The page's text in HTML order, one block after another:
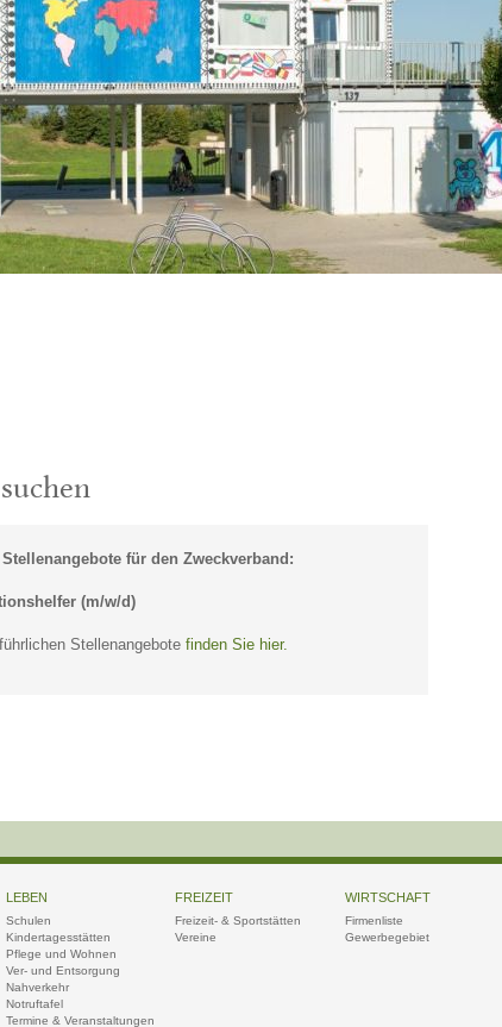
Stellenangebote für den Zweckverband:
(m/w/d)
Stellenangebote finden Sie hier.
LEBEN
Schulen
Kindertagesstätten
Pflege und Wohnen
Ver- und Entsorgung
Nahverkehr
Notruftafel
Termine & Veranstaltungen
FREIZEIT
Freizeit- & Sportstätten
Vereine
WIRTSCHAFT
Firmenliste
Gewerbegebiet